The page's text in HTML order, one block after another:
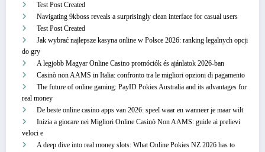
Test Post Created
Navigating 9kboss reveals a surprisingly clean interface for casual users
Test Post Created
Jak wybrać najlepsze kasyna online w Polsce 2026: ranking legalnych opcji
do gry
A legjobb Magyar Online Casino promóciók és ajánlatok 2026-ban
Casinò non AAMS in Italia: confronto tra le migliori opzioni di pagamento
The future of online gaming: PayID Pokies Australia and its advantages for
real money
De beste online casino apps van 2026: speel waar en wanneer je maar wilt
Inizia a giocare nei Migliori Online Casinò Non AAMS: guide ai prelievi
veloci e
A deep dive into real money slots: What Online Pokies NZ 2026 has to